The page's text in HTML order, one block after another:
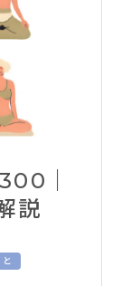
｜
説